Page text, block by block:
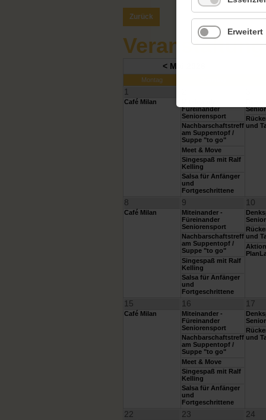
Zurück
< Mai 2026
Montag
1
Café Milan
Füreinander
Seniorensport
Nachbarschaftstreff
am Suppentopf /
Suppe "to go"
Meet & Move
Singespaß mit Ralf
Kelling
Salsa für Anfänger
und
Fortgeschrittene
und
8
Café Milan
9
Miteinander -
Füreinander
Seniorensport
Nachbarschaftstreff
am Suppentopf /
Suppe "to go"
Singespaß mit Ralf
Kelling
Salsa für Anfänger
und
Fortgeschrittene
10
und
15
Café Milan
16
Miteinander -
Füreinander
Seniorensport
Nachbarschaftstreff
am Suppentopf /
Suppe "to go"
Meet & Move
Singespaß mit Ralf
Kelling
Salsa für Anfänger
und
Fortgeschrittene
17
und
22 23 24
Erweitert